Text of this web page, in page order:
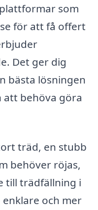
som
för att få offert
Det ger dig
bästa lösningen
behöva göra
träd, en stubb
behöver röjas,
till trädfällning i
och mer